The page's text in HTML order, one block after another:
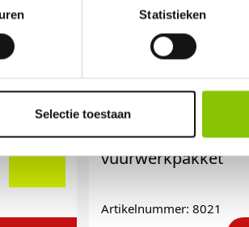
Statistieken
Selectie toestaanEMPERADOR BOX
205-delig
vuurwerkpakket
Artikelnummer: 8021